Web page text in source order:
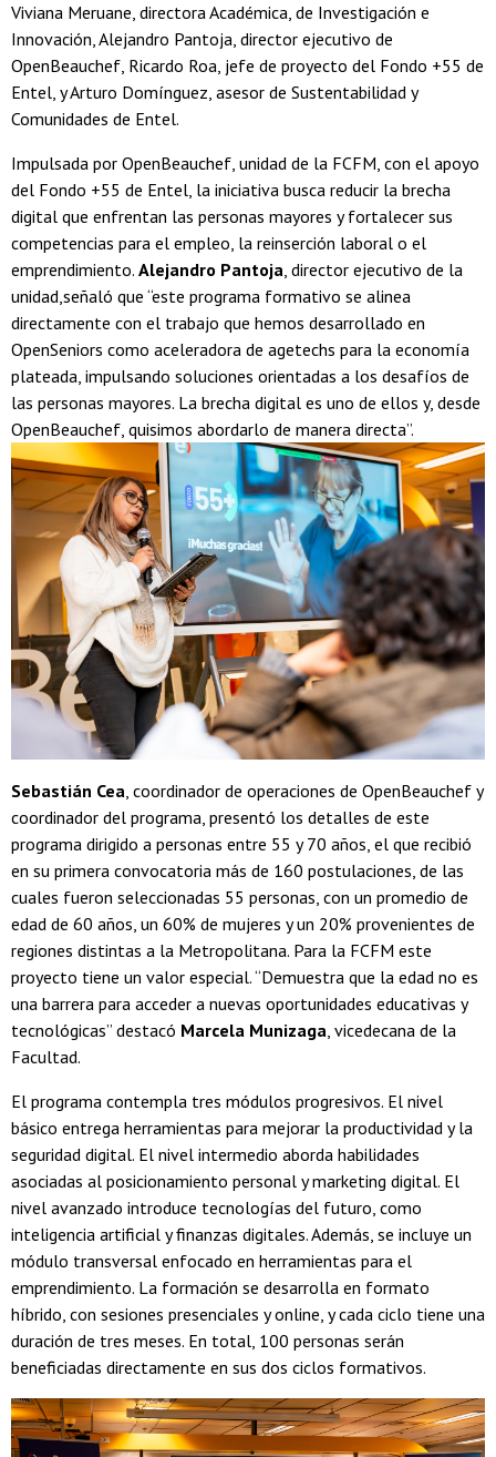
Viviana Meruane, directora Académica, de Investigación e
Innovación, Alejandro Pantoja, director ejecutivo de
OpenBeauchef, Ricardo Roa, jefe de proyecto del Fondo +55 de
Entel, y Arturo Domínguez, asesor de Sustentabilidad y
Comunidades de Entel.
Impulsada por OpenBeauchef, unidad de la FCFM, con el apoyo
del Fondo +55 de Entel, la iniciativa busca reducir la brecha
digital que enfrentan las personas mayores y fortalecer sus
competencias para el empleo, la reinserción laboral o el
emprendimiento. Alejandro Pantoja, director ejecutivo de la
unidad,señaló que “este programa formativo se alinea
directamente con el trabajo que hemos desarrollado en
OpenSeniors como aceleradora de agetechs para la economía
plateada, impulsando soluciones orientadas a los desafíos de
las personas mayores. La brecha digital es uno de ellos y, desde
OpenBeauchef, quisimos abordarlo de manera directa”.
Sebastián Cea , coordinador de operaciones de OpenBeauchef y
coordinador del programa, presentó los detalles de este
programa dirigido a personas entre 55 y 70 años, el que recibió
en su primera convocatoria más de 160 postulaciones, de las
cuales fueron seleccionadas 55 personas, con un promedio de
edad de 60 años, un 60% de mujeres y un 20% provenientes de
regiones distintas a la Metropolitana. Para la FCFM este
proyecto tiene un valor especial. “Demuestra que la edad no es
una barrera para acceder a nuevas oportunidades educativas y
tecnológicas” destacó Marcela Munizaga , vicedecana de la
Facultad.
El programa contempla tres módulos progresivos. El nivel
básico entrega herramientas para mejorar la productividad y la
seguridad digital. El nivel intermedio aborda habilidades
asociadas al posicionamiento personal y marketing digital. El
nivel avanzado introduce tecnologías del futuro, como
inteligencia artificial y finanzas digitales. Además, se incluye un
módulo transversal enfocado en herramientas para el
emprendimiento. La formación se desarrolla en formato
híbrido, con sesiones presenciales y online, y cada ciclo tiene una
duración de tres meses. En total, 100 personas serán
beneficiadas directamente en sus dos ciclos formativos.